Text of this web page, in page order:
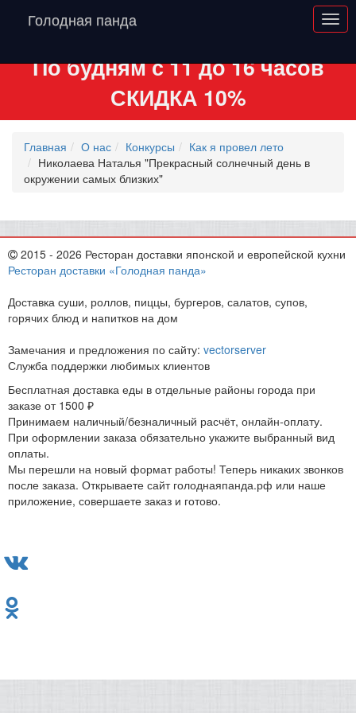
Голодная панда
По будням с 11 до 16 часов
СКИДКА 10%
Главная О нас Конкурсы
Как я провел лето
Николаева Наталья "Прекрасный солнечный день в
окружении самых близких"
2015 - 2026 Ресторан доставки японской и европейской кухни
Ресторан доставки «Голодная панда»
Доставка суши, роллов, пиццы, бургеров, салатов, супов,
горячих блюд и напитков на дом
Замечания и предложения по сайту: vectorserver
Служба поддержки любимых клиентов
Бесплатная доставка еды в отдельные районы города при
заказе от 1500 ₽
Принимаем наличный/безналичный расчёт, онлайн-оплату.
При оформлении заказа обязательно укажите выбранный вид
оплаты.
Мы перешли на новый формат работы! Теперь никаких звонков
после заказа. Открываете сайт голоднаяпанда.рф или наше
приложение, совершаете заказ и готово.